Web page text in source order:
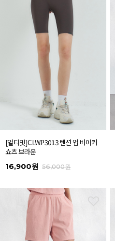
[얼티밋]CLWP3013 텐션 업 바이커
쇼츠 브라운
16,900원 56,000원